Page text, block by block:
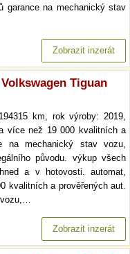
garance na mechanický stav
Zobrazit inzerát
Volkswagen Tiguan
km, rok výroby: 2019,
více než 19 000 kvalitních a
na mechanický stav vozu,
původu. výkup všech
a v hotovosti. automat,
kvalitních a prověřených aut.
vozu,…
Zobrazit inzerát